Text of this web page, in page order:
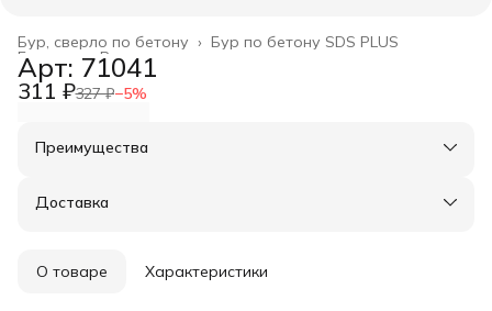
Бур по бетону SDS PLUS
Бур, сверло по бетону ›
Расходные материалы
Главная ›
Арт: 71041
311 ₽327 ₽−5%
Преимущества
Оплата частями в Сплит
Удобный возврат
Доставка
О товаре Характеристики